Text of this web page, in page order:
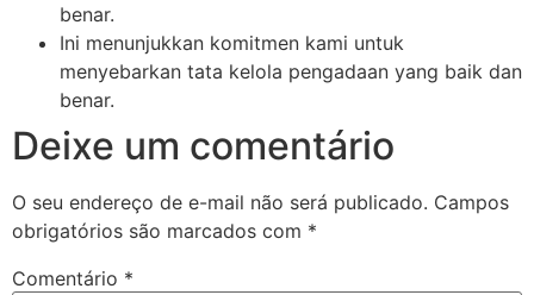
benar.
Ini menunjukkan komitmen kami untuk
menyebarkan tata kelola pengadaan yang baik dan
benar.
Deixe um comentário
O seu endereço de e-mail não será publicado. Campos
obrigatórios são marcados com *
Comentário *